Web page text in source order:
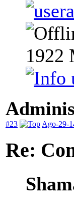
1922
#23 Ago-29-
Re: